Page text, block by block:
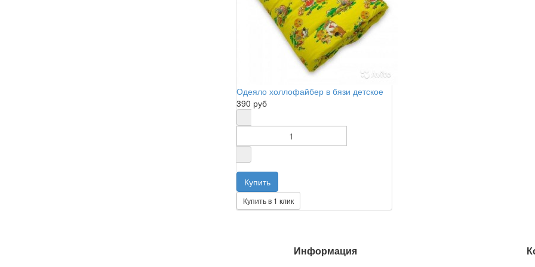
Одеяло холлофайбер в бязи детское
390 руб
Купить в 1 клик
Информация